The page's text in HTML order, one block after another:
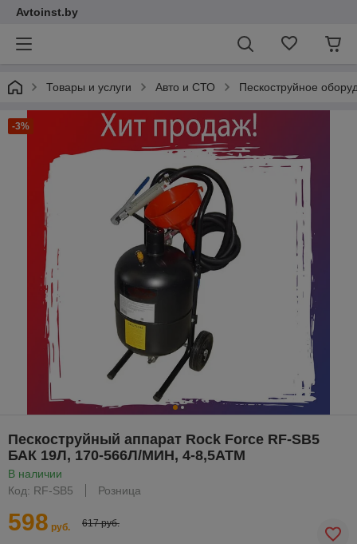
Avtoinst.by
Товары и услуги Авто и СТО Пескоструйное
-3%
Пескоструйный аппарат Rock Force RF-SB5
БАК 19Л, 170-566Л/МИН, 4-8,5АТМ
В наличии
Код: RF-SB5
Розница
598 руб. 617 руб.